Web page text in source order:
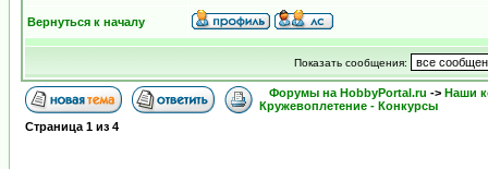
Вернуться к началу
Показать сообщения:
Форумы на HobbyPortal.ru -> Наши
Кружевоплетение - Конкурсы
Страница 1 из 4